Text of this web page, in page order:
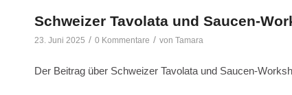
Schweizer Tavolata und Saucen-
23. Juni 2025 / 0 Kommentare / von Tamara
Der Beitrag über Schweizer Tavolata und Saucen-